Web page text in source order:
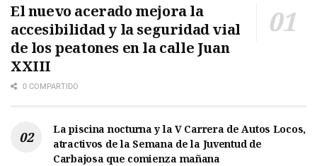
El nuevo acerado mejora la
accesibilidad y la seguridad vial
de los peatones en la calle Juan
XXIII
0 COMPARTIDO
La piscina nocturna y la V Carrera de Autos Locos,
atractivos de la Semana de la Juventud de
Carbajosa que comienza mañana